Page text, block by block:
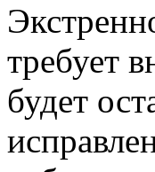
требует
будет